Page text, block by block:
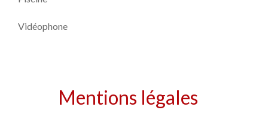
Vidéophone
Mentions légales